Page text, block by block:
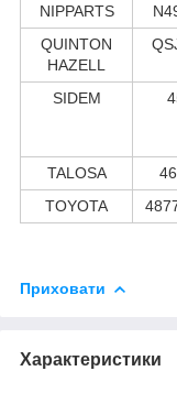
NIPPARTS
QUINTON
HAZELL
SIDEM
TALOSA
TOYOTA
Приховати
Характеристики